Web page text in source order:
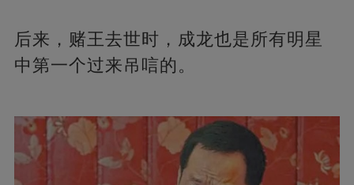
后来，赌王去世时，成龙也是所有明星
中第一个过来吊唁的。